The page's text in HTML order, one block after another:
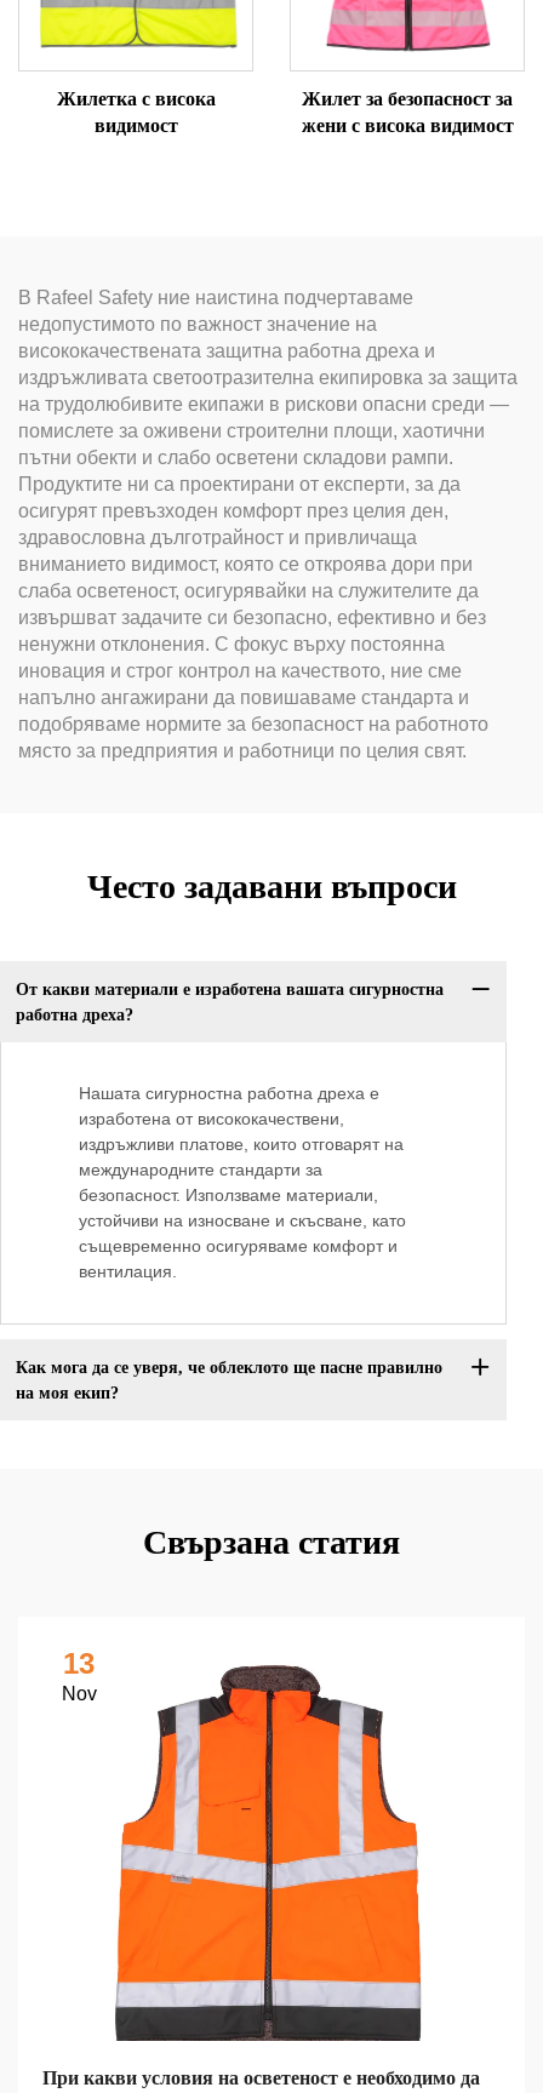
Жилетка с висока
видимост
Жилет за безопасност за
жени с висока видимост
В Rafeel Safety ние наистина подчертаваме
недопустимото по важност значение на
висококачествената защитна работна дреха и
издръжливата светоотразителна екипировка за защита
на трудолюбивите екипажи в рискови опасни среди —
помислете за оживени строителни площи, хаотични
пътни обекти и слабо осветени складови рампи.
Продуктите ни са проектирани от експерти, за да
осигурят превъзходен комфорт през целия ден,
здравословна дълготрайност и привличаща
вниманието видимост, която се откроява дори при
слаба осветеност, осигурявайки на служителите да
извършват задачите си безопасно, ефективно и без
ненужни отклонения. С фокус върху постоянна
иновация и строг контрол на качеството, ние сме
напълно ангажирани да повишаваме стандарта и
подобряваме нормите за безопасност на работното
място за предприятия и работници по целия свят.
Често задавани въпроси
От какви материали е изработена вашата сигурностна
работна дреха?
Нашата сигурностна работна дреха е
изработена от висококачествени,
издръжливи платове, които отговарят на
международните стандарти за
безопасност. Използваме материали,
устойчиви на износване и скъсване, като
същевременно осигуряваме комфорт и
вентилация.
Как мога да се уверя, че облеклото ще пасне правилно
на моя екип?
Свързана статия
13
Nov
При какви условия на осветеност е необходимо да